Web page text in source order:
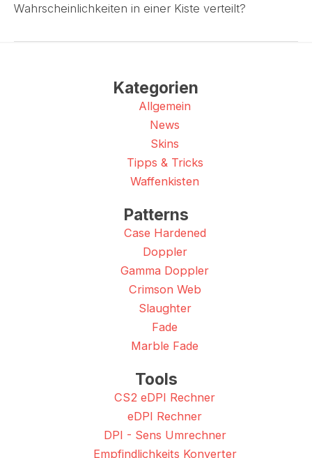
Wahrscheinlichkeiten in einer Kiste verteilt?
Kategorien
Allgemein
News
Skins
Tipps & Tricks
Waffenkisten
Patterns
Case Hardened
Doppler
Gamma Doppler
Crimson Web
Slaughter
Fade
Marble Fade
Tools
CS2 eDPI Rechner
eDPI Rechner
DPI - Sens Umrechner
Empfindlichkeits Konverter